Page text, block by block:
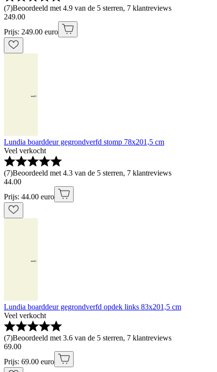
(7)Beoordeeld met 4.9 van de 5 sterren, 7 klantreviews
249.00
Prijs: 249.00 euro
Lundia boarddeur gegrondverfd stomp 78x201,5 cm
Veel verkocht
(7)Beoordeeld met 4.3 van de 5 sterren, 7 klantreviews
44.00
Prijs: 44.00 euro
Lundia boarddeur gegrondverfd opdek links 83x201,5 cm
Veel verkocht
(7)Beoordeeld met 3.6 van de 5 sterren, 7 klantreviews
69.00
Prijs: 69.00 euro